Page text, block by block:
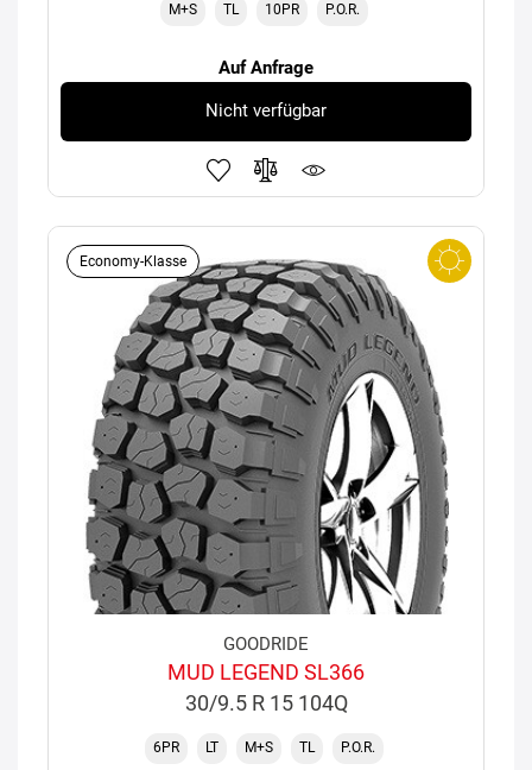
M+S TL 10PR P.O.R.
Auf Anfrage
Nicht verfügbar
Economy-Klasse
GOODRIDE
MUD LEGEND SL366
30/9.5 R 15 104Q
6PR LT M+S TL P.O.R.